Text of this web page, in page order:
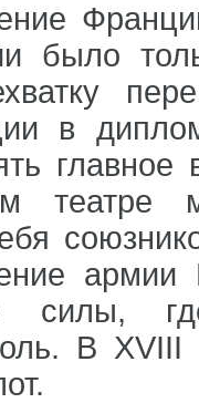
было
в
театре
армии
силы,
В